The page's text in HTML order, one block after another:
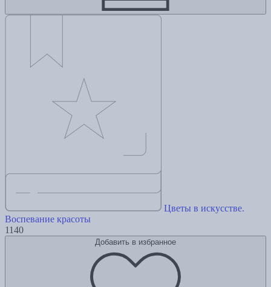
Цветы в искусстве.
Воспевание красоты
1140
Добавить в избранное